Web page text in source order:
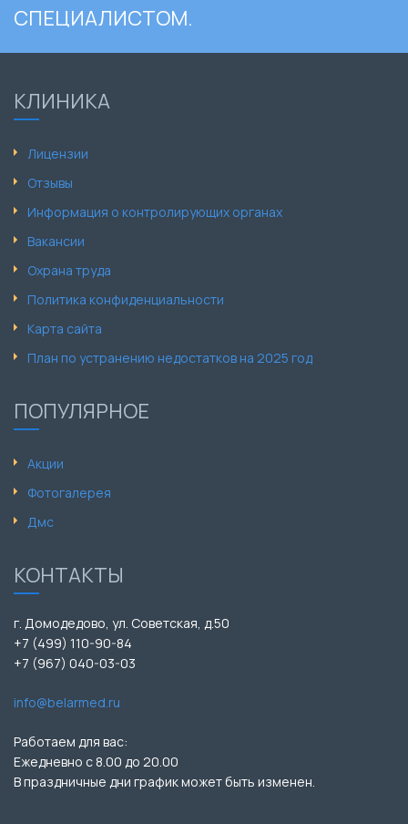
СПЕЦИАЛИСТОМ.
КЛИНИКА
Лицензии
Отзывы
Информация о контролирующих органах
Вакансии
Охрана труда
Политика конфиденциальности
Карта сайта
План по устранению недостатков на 2025 год
ПОПУЛЯРНОЕ
Акции
Фотогалерея
Дмс
КОНТАКТЫ
г. Домодедово, ул. Советская, д.50
+7 (499) 110-90-84
+7 (967) 040-03-03
info@belarmed.ru
Работаем для вас:
Ежедневно с 8.00 до 20.00
В праздничные дни график может быть изменен.